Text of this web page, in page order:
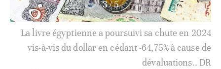
3/5
La livre égyptienne a poursuivi sa chute en 2024
vis-à-vis du dollar en cédant -64,75% à cause de
dévaluations.. DR